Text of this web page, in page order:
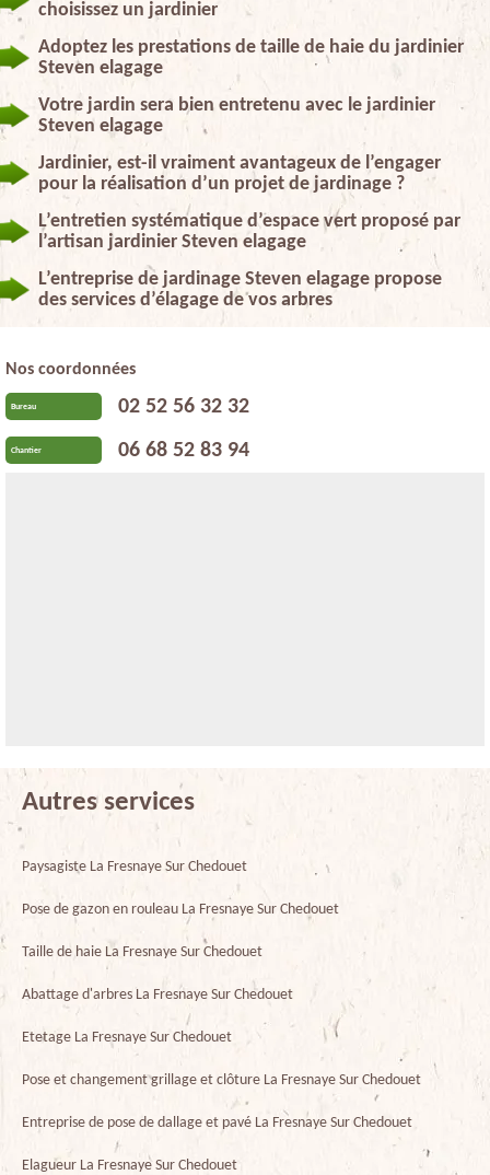
choisissez un jardinier
Adoptez les prestations de taille de haie du jardinier
Steven elagage
Votre jardin sera bien entretenu avec le jardinier
Steven elagage
Jardinier, est-il vraiment avantageux de l’engager
pour la réalisation d’un projet de jardinage ?
L’entretien systématique d’espace vert proposé par
l’artisan jardinier Steven elagage
L’entreprise de jardinage Steven elagage propose
des services d’élagage de vos arbres
Nos coordonnées
Bureau 02 52 56 32 32
Chantier 06 68 52 83 94
Autres services
Paysagiste La Fresnaye Sur Chedouet
Pose de gazon en rouleau La Fresnaye Sur Chedouet
Taille de haie La Fresnaye Sur Chedouet
Abattage d'arbres La Fresnaye Sur Chedouet
Etetage La Fresnaye Sur Chedouet
Pose et changement grillage et clôture La Fresnaye Sur Chedouet
Entreprise de pose de dallage et pavé La Fresnaye Sur Chedouet
Elagueur La Fresnaye Sur Chedouet